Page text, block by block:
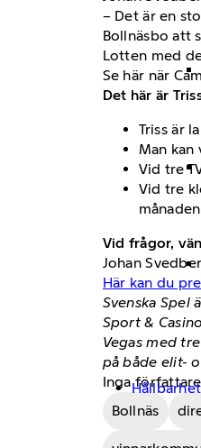
Hållbarhet
– Det är en
Bollnäsbo att
Lotten med
Se här när
Det här är
Triss är
Man kan
Vid tre
Vid tre
Vid frågor,
Johan
Här kan du
Svenska Spel
Sport &
Vegas med
på både elit-
Inga
Bollnäs